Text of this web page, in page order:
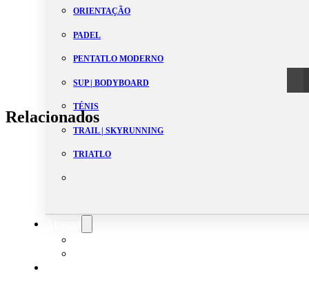
ORIENTAÇÃO
PADEL
PENTATLO MODERNO
SUP | BODYBOARD
TÉNIS
TRAIL | SKYRUNNING
TRIATLO
Relacionados